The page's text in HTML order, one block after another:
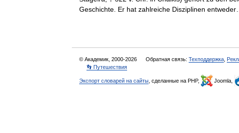
Geschichte. Er hat zahlreiche Disziplinen
© Академик, 2000-2026 Обратная связь: Техподдержка
👣 Путешествия
Экспорт словарей на сайты , сделанные на PHP, Joomla,